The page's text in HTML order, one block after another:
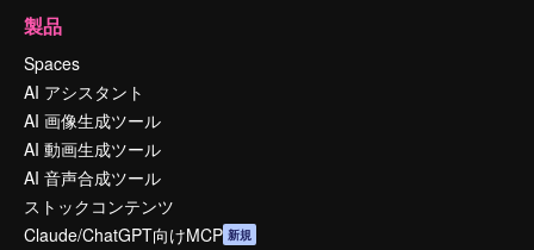
製品
Spaces
AI アシスタント
AI 画像生成ツール
AI 動画生成ツール
AI 音声合成ツール
ストックコンテンツ
Claude/ChatGPT向けMCP 新規